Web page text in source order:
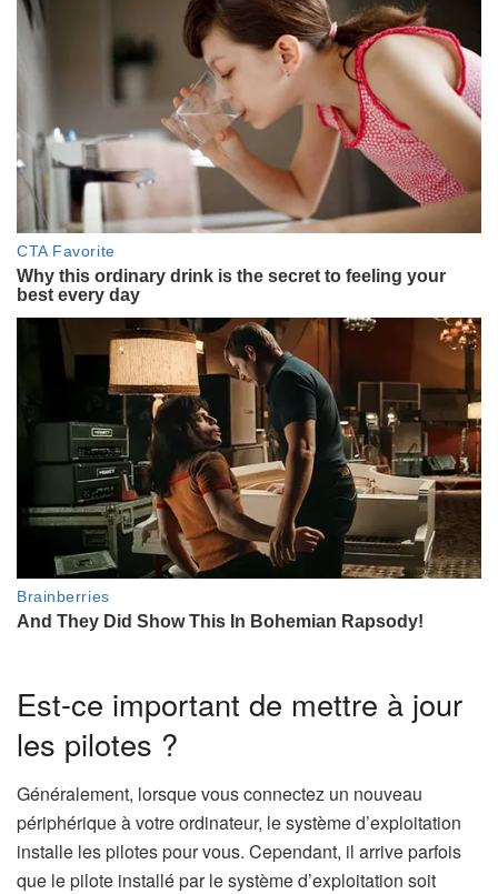
Est-ce important de mettre à jour
les pilotes ?
Généralement, lorsque vous connectez un nouveau
périphérique à votre ordinateur, le système d’exploitation
installe les pilotes pour vous. Cependant, il arrive parfois
que le pilote installé par le système d’exploitation soit